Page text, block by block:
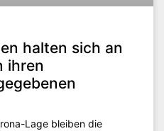
halten sich an
ihren
Lage bleiben die